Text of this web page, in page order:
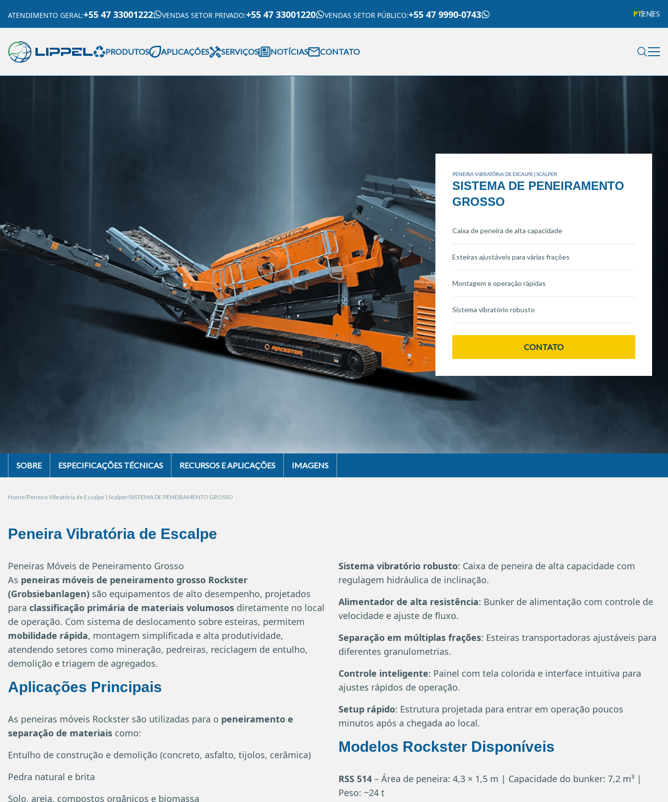
ATENDIMENTO GERAL:+55 47 33001222 VENDAS SETOR PRIVADO:+55 47 33001220 VENDAS SETOR PÚBLICO:+55 47 9990-0743 PTENES
PRODUTOS APLICAÇÕES SERVIÇOS NOTÍCIAS CONTATO
PENEIRA VIBRATÓRIA DE ESCALPE | SCALPER
SISTEMA DE PENEIRAMENTO
GROSSO
Caixa de peneira de alta capacidade
Esteiras ajustáveis para várias frações
Montagem e operação rápidas
Sistema vibratório robusto
CONTATO
SOBRE ESPECIFICAÇÕES TÉCNICAS RECURSOS E APLICAÇÕES IMAGENS
Home Peneira Vibratória de Escalpe | Scalper SISTEMA DE PENEIRAMENTO GROSSO
Peneira Vibratória de Escalpe
Peneiras Móveis de Peneiramento Grosso
As peneiras móveis de peneiramento grosso Rockster
(Grobsiebanlagen) são equipamentos de alto desempenho, projetados
para classificação primária de materiais volumosos diretamente no local
de operação. Com sistema de deslocamento sobre esteiras, permitem
mobilidade rápida, montagem simplificada e alta produtividade,
atendendo setores como mineração, pedreiras, reciclagem de entulho,
demolição e triagem de agregados.
Aplicações Principais
As peneiras móveis Rockster são utilizadas para o peneiramento e
separação de materiais como:
Entulho de construção e demolição (concreto, asfalto, tijolos, cerâmica)
Pedra natural e brita
Solo, areia, compostos orgânicos e biomassa
Sistema vibratório robusto: Caixa de peneira de alta capacidade com
regulagem hidráulica de inclinação.
Alimentador de alta resistência: Bunker de alimentação com controle de
velocidade e ajuste de fluxo.
Separação em múltiplas frações: Esteiras transportadoras ajustáveis para
diferentes granulometrias.
Controle inteligente: Painel com tela colorida e interface intuitiva para
ajustes rápidos de operação.
Setup rápido: Estrutura projetada para entrar em operação poucos
minutos após a chegada ao local.
Modelos Rockster Disponíveis
RSS 514 – Área de peneira: 4,3 × 1,5 m | Capacidade do bunker: 7,2 m³ |
Peso: ~24 t